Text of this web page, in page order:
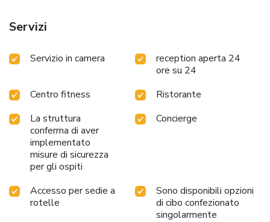
amusement like television as a source of entertainment for
guests to enjoy. Within specific rooms, bottled water,
your use. Understanding the significance of bathroom
facilities in enhancing visitor contentment, hotel offers a hair
Various excellent meal offerings at hotel ensure that
enticing and easily accessible options are constantly
available.
Servizi
Servizio in camera
reception aperta 24
ore su 24
Centro fitness
Ristorante
La struttura
conferma di aver
implementato
misure di sicurezza
per gli ospiti
Concierge
Accesso per sedie a
rotelle
Sono disponibili opzioni
di cibo confezionato
singolarmente